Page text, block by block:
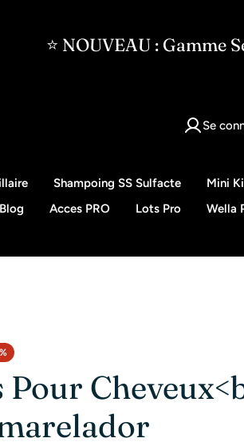
: Gamme Secret
Se
Shampoing SS Sulfacte
Mini
Blog Acces PRO Lots Pro
Wella
Pour